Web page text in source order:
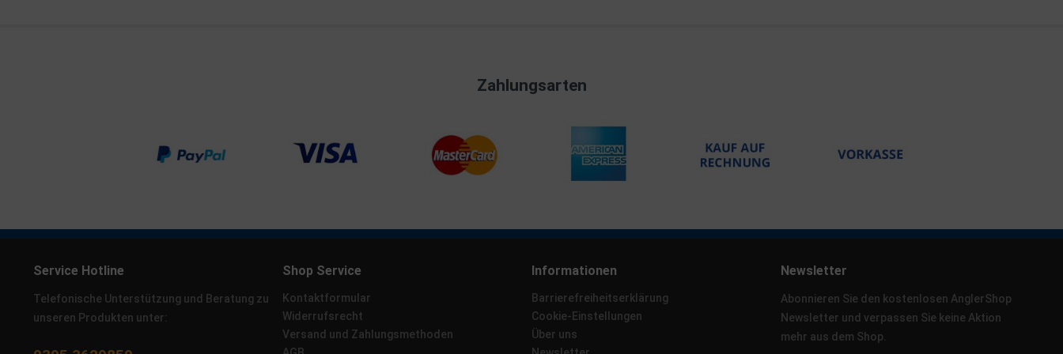
Zahlungsarten
Service Hotline
Telefonische Unterstützung und Beratung zu
unseren Produkten unter:
Shop Service
Kontaktformular
Widerrufsrecht
Versand und Zahlungsmethoden
Informationen
Barrierefreiheitserklärung
Cookie-Einstellungen
Über uns
Newsletter
Abonnieren Sie den kostenlosen AnglerShop
Newsletter und verpassen Sie keine Aktion
mehr aus dem Shop.